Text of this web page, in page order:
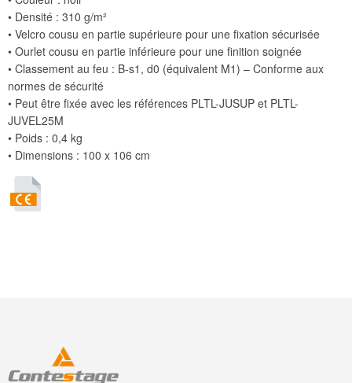
• Densité : 310 g/m²
• Velcro cousu en partie supérieure pour une fixation sécurisée
• Ourlet cousu en partie inférieure pour une finition soignée
• Classement au feu : B-s1, d0 (équivalent M1) – Conforme aux
normes de sécurité
• Peut être fixée avec les références PLTL-JUSUP et PLTL-
JUVEL25M
• Poids : 0,4 kg
• Dimensions : 100 x 106 cm